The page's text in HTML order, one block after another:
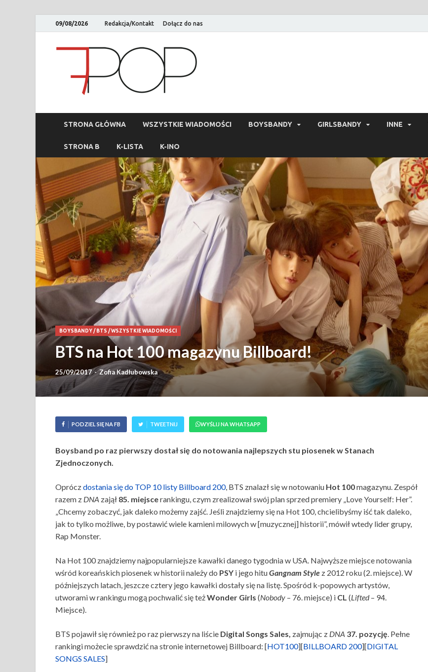
09/08/2026 Redakcja/Kontakt Dołącz do nas
STRONA GŁÓWNA WSZYSTKIE WIADOMOŚCI BOYSBANDY GIRLSBANDY INNE
STRONA B K-LISTA K-INO
BOYSBANDY/ BTS /WSZYSTKIE WIADOMOŚCI
BTS na Hot 100 magazynu Billboard!
25/09/2017-Zofia Kadłubowska
PODZIEL SIĘ NA FB TWEETNIJ WYŚLIJ NA WHATSAPP
Boysband po raz pierwszy dostał się do notowania najlepszych stu piosenek w Stanach
Zjednoczonych.
Opróczdostania się do TOP 10 listy Billboard 200, BTS znalazł się w notowaniu Hot 100magazynu. Zespół
razem z DNA zajął 85. miejscerankingu, czym zrealizował swój plan sprzed premiery „Love Yourself: Her”.
„Chcemy zobaczyć, jak daleko możemy zajść. Jeśli znajdziemy się na Hot 100, chcielibyśmy iść tak daleko,
jak to tylko możliwe, by postawić wiele kamieni milowych w [muzycznej] historii”, mówił wtedy lider grupy,
Rap Monster.
Na Hot 100 znajdziemy najpopularniejsze kawałki danego tygodnia w USA. Najwyższe miejsce notowania
wśród koreańskich piosenek w historii należy do PSY i jego hituGangnam Style z 2012 roku (2. miejsce). W
późniejszych latach, jeszcze cztery jego kawałki dostały się na listę. Spośród k-popowych artystów,
utworami w rankingu mogą pochwalić się teżWonder Girls (Nobody – 76. miejsce) i CL (Lifted– 94.
Miejsce).
BTS pojawił się również po raz pierwszy na liście Digital Songs Sales, zajmując z DNA 37. pozycję. Pełne
rankingi możecie sprawdzić na stronie internetowej Billboard: [HOT100][BILLBOARD 200][DIGITAL
SONGS SALES]